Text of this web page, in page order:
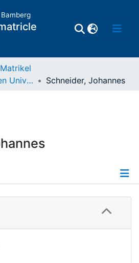
Matrikel der älteren Universität
Schneider, Johannes
Details